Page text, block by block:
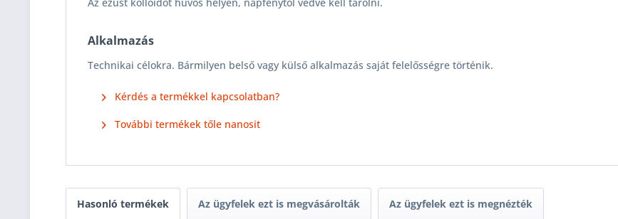
Alkalmazás
Technikai célokra. Bármilyen belső vagy külső alkalmazás saját felelősségre történik.
Kérdés a termékkel kapcsolatban?
További termékek tőle nanosit
Hasonló termékek Az ügyfelek ezt is megvásárolták Az ügyfelek ezt is megnézték